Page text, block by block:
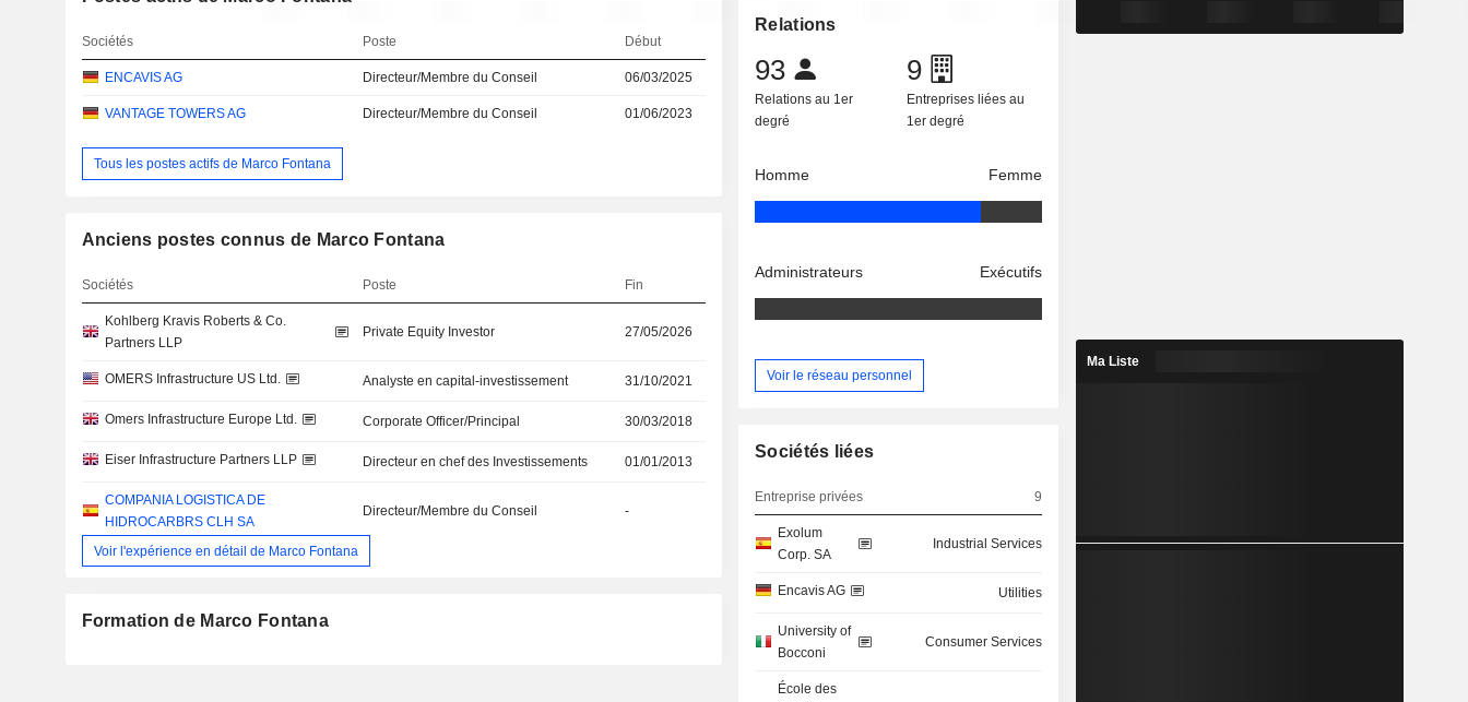
Sociétés Poste Début
ENCAVIS AG Directeur/Membre du Conseil 06/03/2025
VANTAGE TOWERS AG Directeur/Membre du Conseil 01/06/2023
Tous les postes actifs de Marco Fontana
Anciens postes connus de Marco Fontana
Sociétés Poste Fin
Kohlberg Kravis Roberts & Co.
Partners LLP
Private Equity Investor 27/05/2026
OMERS Infrastructure US Ltd. Analyste en capital-investissement 31/10/2021
Omers Infrastructure Europe Ltd. Corporate Officer/Principal 30/03/2018
Eiser Infrastructure Partners LLP Directeur en chef des Investissements 01/01/2013
COMPANIA LOGISTICA DE
HIDROCARBRS CLH SA
Directeur/Membre du Conseil -
Voir l'expérience en détail de Marco Fontana
Formation de Marco Fontana
Relations
93
Relations au 1er
degré
9
Entreprises liées au
1er degré
Homme Femme
Administrateurs Exécutifs
Voir le réseau personnel
Sociétés liées
Entreprise privées 9
Exolum
Corp. SA
Industrial Services
Encavis AG Utilities
University of
Bocconi
Consumer Services
École des
Ma Liste